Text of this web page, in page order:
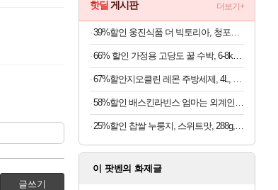
글쓰기
핫딜 게시판 더보기+
39%할인 웅진식품 더 빅토리아, 청포도 500ml 20개 + 레몬 500ml 20개, 40개
66% 할인 가정용 고당도 꿀 수박, 6-8kg급, 1박스
67%할안지오클린 레몬 주방세제, 4L, 2개
58%할인 배스킨라빈스 엄마는 외계인 초코볼, 32g, 6개입, 2개
25%할인 찹쌀 누룽지, 스위트맛, 288g, 4개
이 팟벤의 화제글